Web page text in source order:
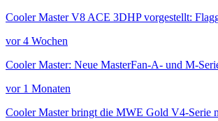
Cooler Master V8 ACE 3DHP vorgestellt:
vor 4 Wochen
Cooler Master: Neue MasterFan-A- und M-
vor 1 Monaten
Cooler Master bringt die MWE Gold V4-Serie